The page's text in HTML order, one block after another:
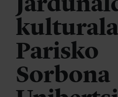
kulturala
Parisko
Sorbona